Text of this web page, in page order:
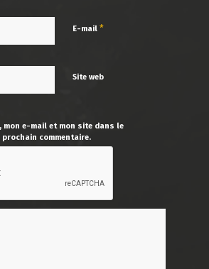
E-mail*
Site web
mon e-mail et mon site dans le
commentaire.